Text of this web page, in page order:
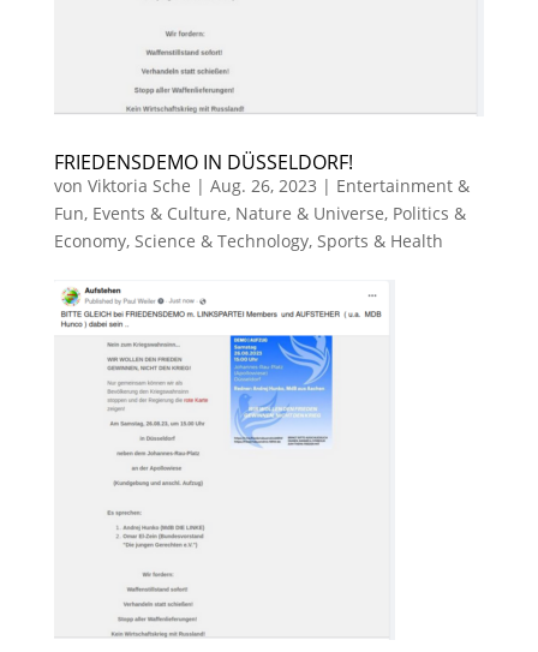
FRIEDENSDEMO IN DÜSSELDORF!
von Viktoria Sche | Aug. 26, 2023 | Entertainment &
Fun, Events & Culture, Nature & Universe, Politics &
Economy, Science & Technology, Sports & Health